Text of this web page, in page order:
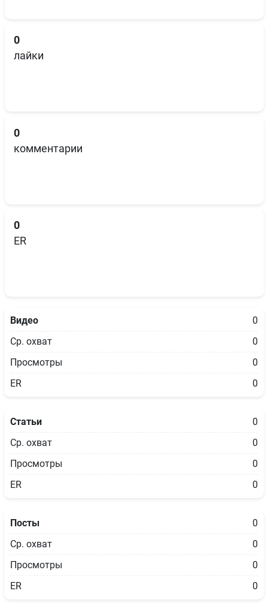
0
лайки
0
комментарии
0
ER
Видео
0
Ср. охват
0
Просмотры
0
ER
0
Статьи
0
Ср. охват
0
Просмотры
0
ER
0
Посты
0
Ср. охват
0
Просмотры
0
ER
0